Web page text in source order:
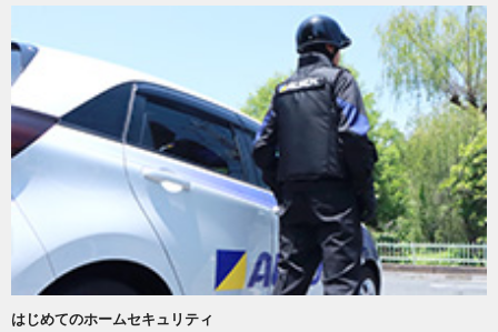
はじめてのホームセキュリティ